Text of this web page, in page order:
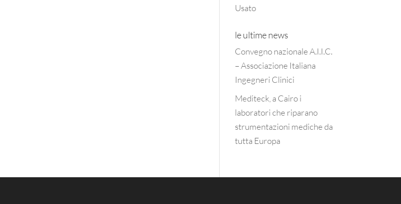
Usato
le ultime news
Convegno nazionale A.I.I.C.
– Associazione Italiana
Ingegneri Clinici
Mediteck, a Cairo i
laboratori che riparano
strumentazioni mediche da
tutta Europa